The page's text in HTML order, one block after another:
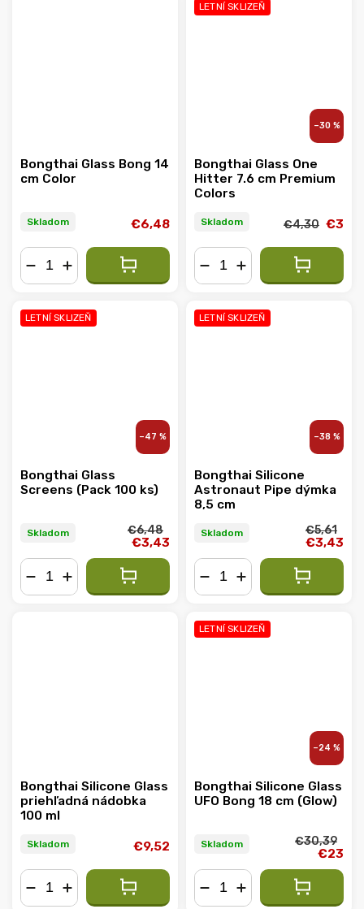
Bongthai Glass Bong 14
cm Color
Skladom €6,48
LETNÍ SKLIZEŇ
–30 %
Bongthai Glass One
Hitter 7.6 cm Premium
Colors
Skladom €4,30 €3
LETNÍ SKLIZEŇ
–47 %
Bongthai Glass
Screens (Pack 100 ks)
Skladom €6,48
€3,43
LETNÍ SKLIZEŇ
–38 %
Bongthai Silicone
Astronaut Pipe dýmka
8,5 cm
Skladom €5,61
€3,43
Bongthai Silicone Glass
priehľadná nádobka
100 ml
Skladom €9,52
LETNÍ SKLIZEŇ
–24 %
Bongthai Silicone Glass
UFO Bong 18 cm (Glow)
Skladom €30,39
€23